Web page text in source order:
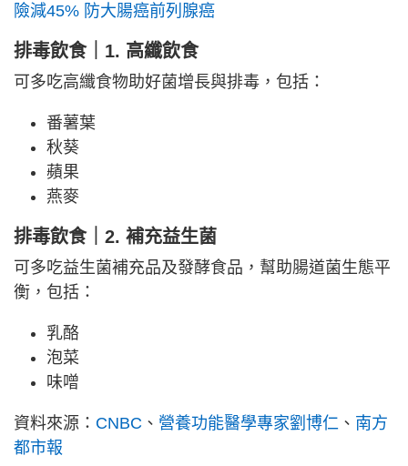
險減45% 防大腸癌前列腺癌
排毒飲食｜1. 高纖飲食
可多吃高纖食物助好菌增長與排毒，包括：
番薯葉
秋葵
蘋果
燕麥
排毒飲食｜2. 補充益生菌
可多吃益生菌補充品及發酵食品，幫助腸道菌生態平
衡，包括：
乳酪
泡菜
味噌
資料來源： CNBC 、 營養功能醫學專家劉博仁 、 南方
都市報